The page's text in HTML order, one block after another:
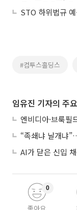
#컴투스홀딩스
임유진 기자의 주
엔비디아·브룩
AI가 닫은 신입
0